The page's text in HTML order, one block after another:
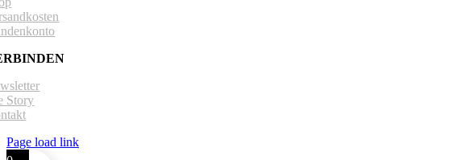
Story
Page load link